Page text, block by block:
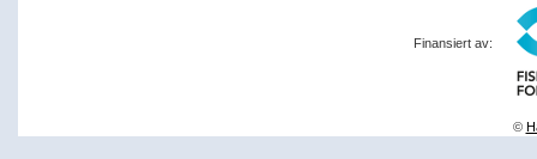
Finansiert av:
©